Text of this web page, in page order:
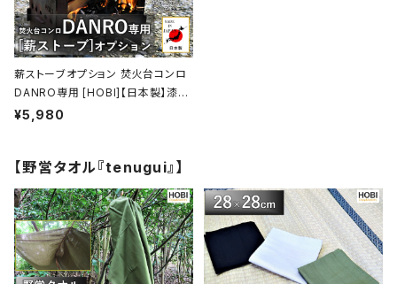
薪ストーブオプション 焚火台コンロ
DANRO専用 [HOBI]【日本製】漆黒
のブラックコート鉄 [無骨でタフ] 煙
¥5,980
【野営タオル『tenugui』】